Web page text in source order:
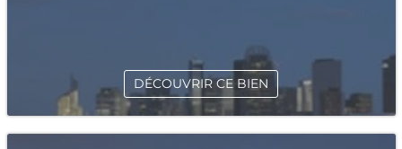
DÉCOUVRIR CE BIEN